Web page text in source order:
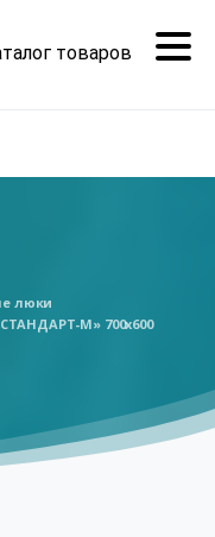
люки
М» 700х600